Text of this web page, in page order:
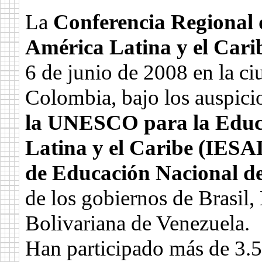
La Conferencia
América Latina y el
6 de junio de 2008 en la
Colombia, bajo los
la UNESCO para la
Latina y el Caribe
de Educación Nacional
de los gobiernos de
Bolivariana de Venezuela.
Han participado más de